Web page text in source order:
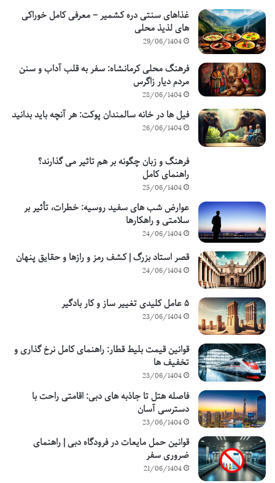
غذاهای سنتی دره کشمیر – معرفی کامل خوراکی
های لذیذ محلی
29/06/1404
فرهنگ محلی کرمانشاه: سفر به قلب آداب و سنن
مردم دیار زاگرس
28/06/1404
فیل ها در خانه سالمندان پوکت: هر آنچه باید بدانید
26/06/1404
فرهنگ و زبان چگونه بر هم تاثیر می گذارند؟
راهنمای کامل
25/06/1404
عوارض شب های سفید روسیه: خطرات، تأثیر بر
سلامتی و راهکارها
24/06/1404
قصر استاد بزرگ | کشف رمز و رازها و حقایق پنهان
24/06/1404
۵ عامل کلیدی تغییر ساز و کار بادگیر
23/06/1404
قوانین قیمت بلیط قطار: راهنمای کامل نرخ گذاری و
تخفیف ها
23/06/1404
فاصله هتل تا جاذبه های دبی: اقامتی راحت با
دسترسی آسان
23/06/1404
قوانین حمل مایعات در فرودگاه دبی | راهنمای
ضروری سفر
21/06/1404